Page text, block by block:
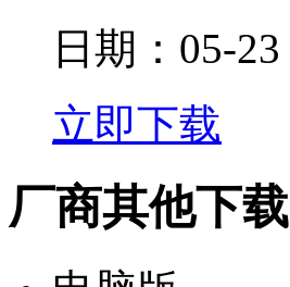
日期：05-23
立即下载
厂商其他下载